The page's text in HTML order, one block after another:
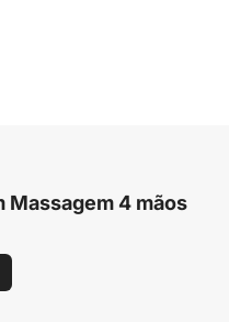
Massagem 4 mãos